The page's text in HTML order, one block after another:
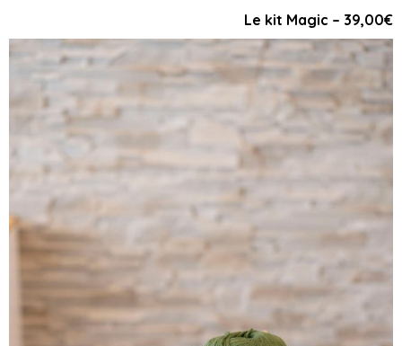
Le kit Magic – 39,00€